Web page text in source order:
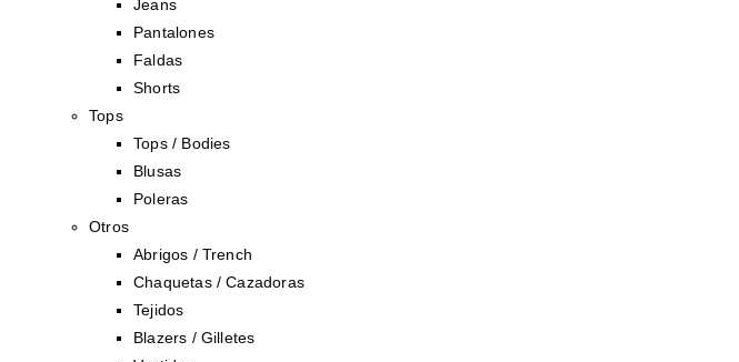
Jeans
Pantalones
Faldas
Shorts
Tops
Tops / Bodies
Blusas
Poleras
Otros
Abrigos / Trench
Chaquetas / Cazadoras
Tejidos
Blazers / Gilletes